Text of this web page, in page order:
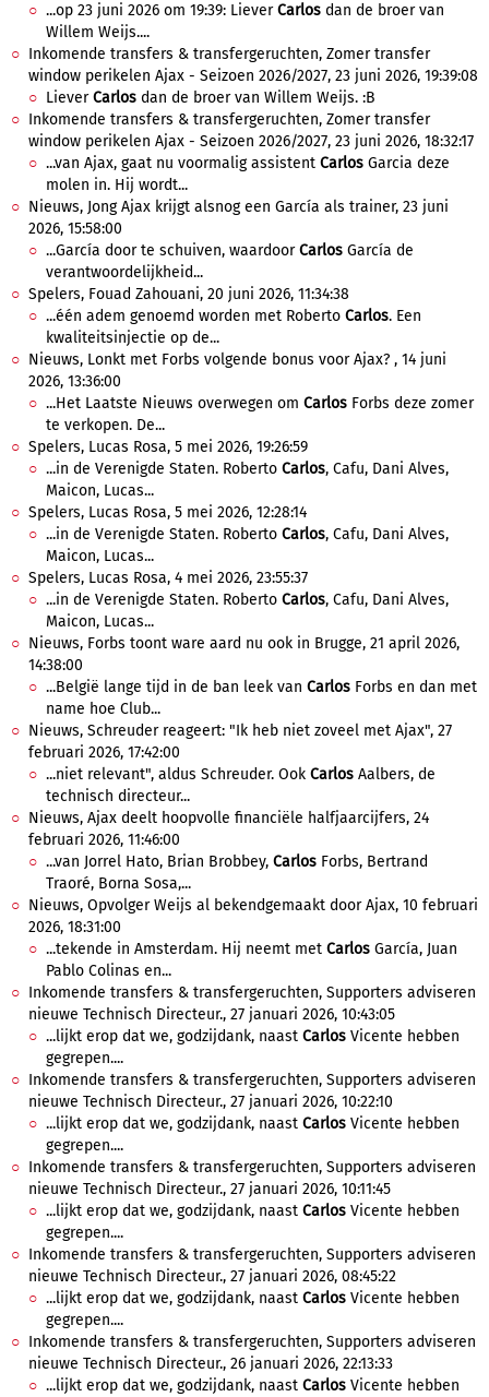
...op 23 juni 2026 om 19:39: LieverCarlos dan de broer van
Willem Weijs....
Inkomende transfers & transfergeruchten, Zomer transfer
window perikelen Ajax - Seizoen 2026/2027, 23 juni 2026, 19:39:08
LieverCarlos dan de broer van Willem Weijs. :B
Inkomende transfers & transfergeruchten, Zomer transfer
window perikelen Ajax - Seizoen 2026/2027, 23 juni 2026, 18:32:17
...van Ajax, gaat nu voormalig assistent Carlos Garcia deze
molen in. Hij wordt...
Nieuws, Jong Ajax krijgt alsnog een García als trainer, 23 juni
2026, 15:58:00
...García door te schuiven, waardoorCarlos García de
verantwoordelijkheid...
Spelers, Fouad Zahouani, 20 juni 2026, 11:34:38
...één adem genoemd worden met Roberto Carlos. Een
kwaliteitsinjectie op de...
Nieuws, Lonkt met Forbs volgende bonus voor Ajax? , 14 juni
2026, 13:36:00
...Het Laatste Nieuws overwegen om Carlos Forbs deze zomer
te verkopen. De...
Spelers, Lucas Rosa, 5 mei 2026, 19:26:59
...in de Verenigde Staten. Roberto Carlos, Cafu, Dani Alves,
Maicon, Lucas...
Spelers, Lucas Rosa, 5 mei 2026, 12:28:14
...in de Verenigde Staten. Roberto Carlos, Cafu, Dani Alves,
Maicon, Lucas...
Spelers, Lucas Rosa, 4 mei 2026, 23:55:37
...in de Verenigde Staten. Roberto Carlos, Cafu, Dani Alves,
Maicon, Lucas...
Nieuws, Forbs toont ware aard nu ook in Brugge, 21 april 2026,
14:38:00
...België lange tijd in de ban leek van Carlos Forbs en dan met
name hoe Club...
Nieuws, Schreuder reageert: "Ik heb niet zoveel met Ajax", 27
februari 2026, 17:42:00
...niet relevant", aldus Schreuder. Ook Carlos Aalbers, de
technisch directeur...
Nieuws, Ajax deelt hoopvolle financiële halfjaarcijfers, 24
februari 2026, 11:46:00
...van Jorrel Hato, Brian Brobbey, Carlos Forbs, Bertrand
Traoré, Borna Sosa,...
Nieuws, Opvolger Weijs al bekendgemaakt door Ajax, 10 februari
2026, 18:31:00
...tekende in Amsterdam. Hij neemt met Carlos García, Juan
Pablo Colinas en...
Inkomende transfers & transfergeruchten, Supporters adviseren
nieuwe Technisch Directeur., 27 januari 2026, 10:43:05
...lijkt erop dat we, godzijdank, naast Carlos Vicente hebben
gegrepen....
Inkomende transfers & transfergeruchten, Supporters adviseren
nieuwe Technisch Directeur., 27 januari 2026, 10:22:10
...lijkt erop dat we, godzijdank, naast Carlos Vicente hebben
gegrepen....
Inkomende transfers & transfergeruchten, Supporters adviseren
nieuwe Technisch Directeur., 27 januari 2026, 10:11:45
...lijkt erop dat we, godzijdank, naast Carlos Vicente hebben
gegrepen....
Inkomende transfers & transfergeruchten, Supporters adviseren
nieuwe Technisch Directeur., 27 januari 2026, 08:45:22
...lijkt erop dat we, godzijdank, naast Carlos Vicente hebben
gegrepen....
Inkomende transfers & transfergeruchten, Supporters adviseren
nieuwe Technisch Directeur., 26 januari 2026, 22:13:33
...lijkt erop dat we, godzijdank, naast Carlos Vicente hebben